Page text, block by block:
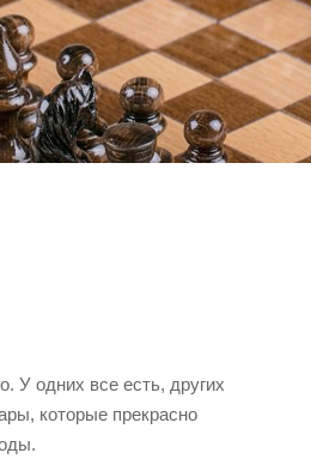
У одних все есть, других
которые прекрасно